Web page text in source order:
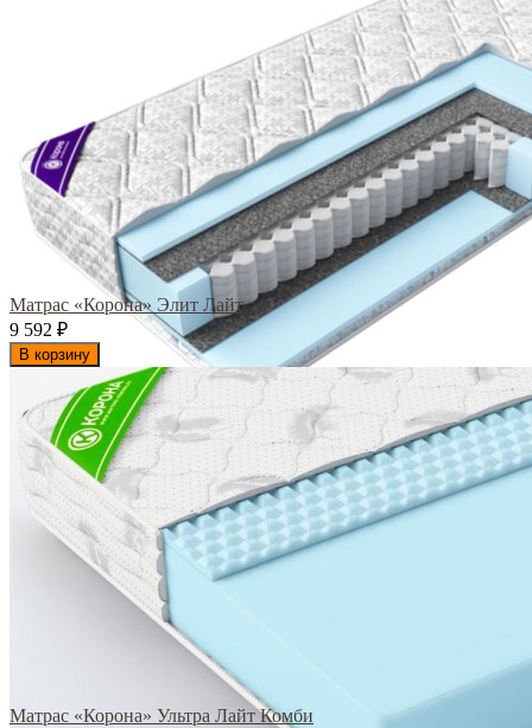
Матрас «Корона» Элит Лайт
9 592 ₽
В корзину
Матрас «Корона» Ультра Лайт Комби